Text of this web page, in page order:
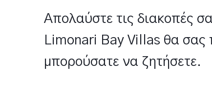
Απολαύστε τις διακοπές
Limonari Bay Villas θα σας
μπορούσατε να ζητήσετε.